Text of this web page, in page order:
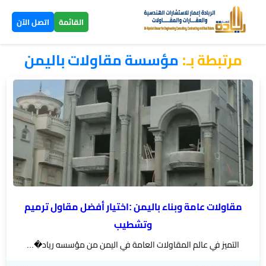
القائمة اتصل الآن ×
الرئيسية
تصاميم
ومخططات
بناء
عظم
اليمن
مفتاح
مرتبطة بـ:مؤسسة مقاولات باليمن
مقاولات عامة وبناء باليمن :اختيار أفضل مقاول ترميم
وتشطيب
التميز في عالم المقاولات العامة في اليمن من مؤسسه رياد�...